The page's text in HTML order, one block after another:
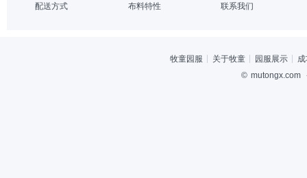
配送方式
布料特性
联系我们
牧童园服 关于牧童 园服展示
© mutongx.com